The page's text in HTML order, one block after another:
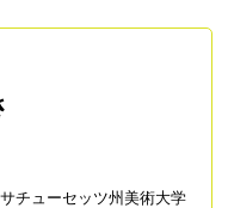
チューセッツ州美術大学